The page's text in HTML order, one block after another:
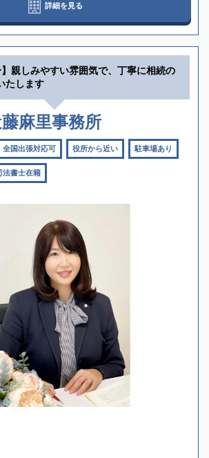
詳細を見る
】親しみやすい雰囲気で、丁寧に相続の
たします
麻里事務所
全国出張対応可 役所から近い 駐車場あり
法書士在籍